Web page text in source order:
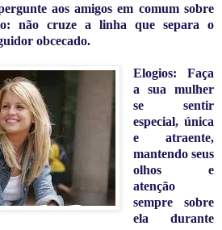
aos amigos em comum sobre
não cruze a linha que separa o
obcecado.
Elogios: Faça
a sua mulher
se sentir
especial, única
e atraente,
mantendo seus
olhos e
atenção
sempre sobre
ela durante